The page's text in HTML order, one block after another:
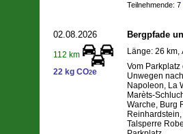
Teilnehmende:
02.08.2026
112 km
22 kg CO2e
Bergpfade
Länge: 26 km,
Vom
Unwegen
Napoleon, La
Marèts-
Warche, Burg
Talsperre